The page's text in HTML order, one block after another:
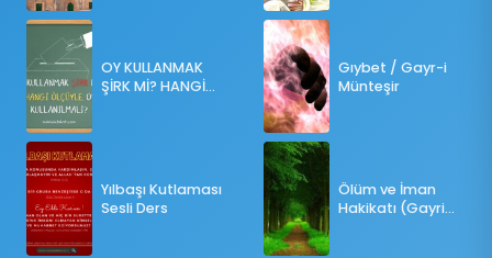
OY KULLANMAK
ŞİRK Mİ? HANGİ
Yılbaşı Kutlaması
Sesli Ders
Gıybet / Gayr-i
Münteşir
Ölüm ve İman
Hakikatı (Gayri